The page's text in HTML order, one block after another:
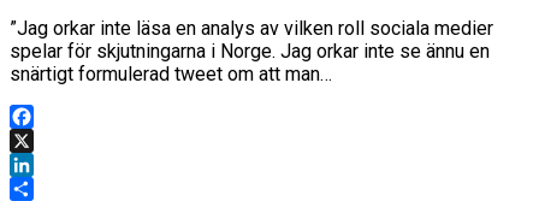
”Jag orkar inte läsa en analys av vilken roll sociala medier
spelar för skjutningarna i Norge. Jag orkar inte se ännu en
snärtigt formulerad tweet om att man…
Facebook
X
LinkedIn